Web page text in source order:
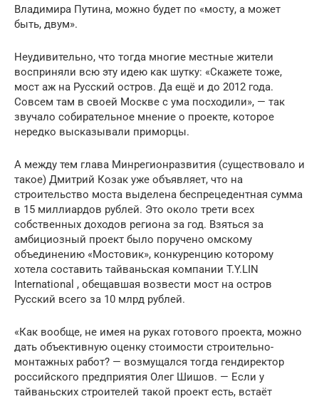
Владимира Путина, можно будет по «мосту, а может
быть, двум».
Неудивительно, что тогда многие местные жители
восприняли всю эту идею как шутку: «Скажете тоже,
мост аж на Русский остров. Да ещё и до 2012 года.
Совсем там в своей Москве с ума посходили», — так
звучало собирательное мнение о проекте, которое
нередко высказывали приморцы.
А между тем глава Минрегионразвития (существовало и
такое) Дмитрий Козак уже объявляет, что на
строительство моста выделена беспрецедентная сумма
в 15 миллиардов рублей. Это около трети всех
собственных доходов региона за год. Взяться за
амбициозный проект было поручено омскому
объединению «Мостовик», конкуренцию которому
хотела составить тайваньская компании T.Y.LIN
International , обещавшая возвести мост на остров
Русский всего за 10 млрд рублей.
«Как вообще, не имея на руках готового проекта, можно
дать объективную оценку стоимости строительно-
монтажных работ? — возмущался тогда гендиректор
российского предприятия Олег Шишов. — Если у
тайваньских строителей такой проект есть, встаёт